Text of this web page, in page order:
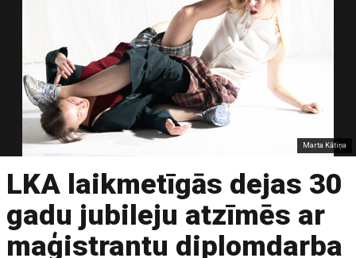
Marta Kātiņa
LKA laikmetīgās dejas 30
gadu jubileju atzīmēs ar
maģistrantu diplomdarba